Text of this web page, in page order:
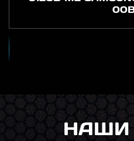
НАШИ